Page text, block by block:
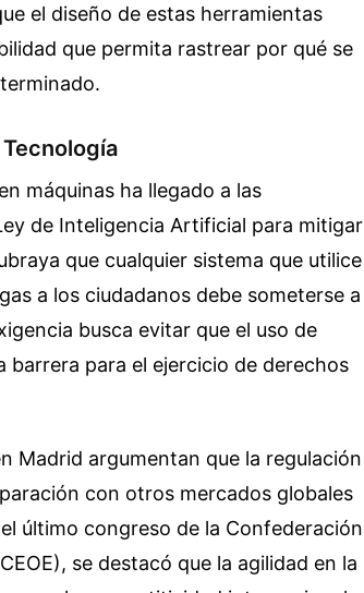
el diseño de estas herramientas
que permita rastrear por qué se
máquinas ha llegado a las
de Inteligencia Artificial para mitigar
que cualquier sistema que utilice
a los ciudadanos debe someterse a
busca evitar que el uso de
para el ejercicio de derechos
Madrid argumentan que la regulación
con otros mercados globales
último congreso de la Confederación
se destacó que la agilidad en la